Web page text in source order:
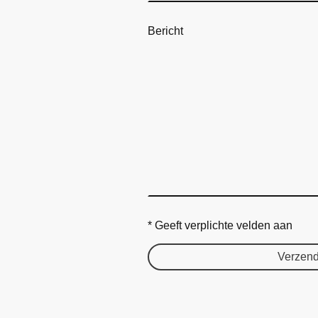
Bericht
* Geeft verplichte velden aan